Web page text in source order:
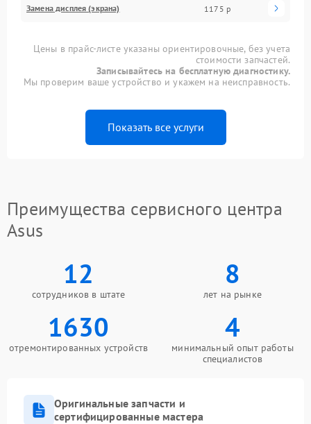
Замена дисплея (экрана) 1175 р
Цены в прайс-листе указаны ориентировочные, без учета
стоимости запчастей.
Записывайтесь на бесплатную диагностику.
Мы проверим ваше устройство и укажем на неисправность.
Показать все услуги
Преимущества сервисного центра
Asus
12
сотрудников в штате
8
лет на рынке
1630
отремонтированных устройств
4
минимальный опыт работы
специалистов
Оригинальные запчасти и
сертифицированные мастера